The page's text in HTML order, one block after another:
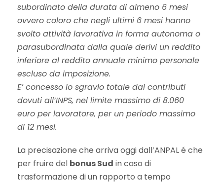
subordinato della durata di almeno 6 mesi
ovvero coloro che negli ultimi 6 mesi hanno
svolto attività lavorativa in forma autonoma o
parasubordinata dalla quale derivi un reddito
inferiore al reddito annuale minimo personale
escluso da imposizione.
E’ concesso lo sgravio totale dai contributi
dovuti all’INPS, nel limite massimo di 8.060
euro per lavoratore, per un periodo massimo
di 12 mesi.
La precisazione che arriva oggi dall’ANPAL é che
per fruire del bonus Sud in caso di
trasformazione di un rapporto a tempo